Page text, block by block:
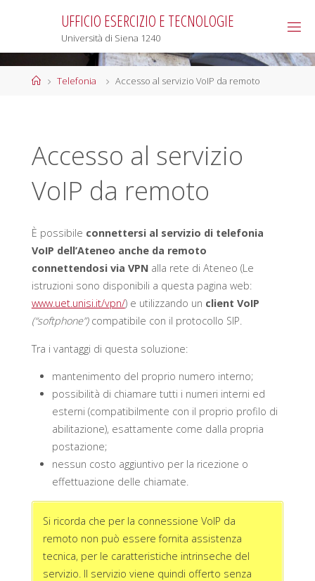
UFFICIO ESERCIZIO E TECNOLOGIE
Università di Siena 1240
HomeTelefonia Accesso al servizio VoIP da remoto
Accesso al servizio
VoIP da remoto
È possibile connettersi al servizio di telefonia
VoIP dell’Ateneo anche da remoto
connettendosi via VPNalla rete di Ateneo (Le
istruzioni sono disponibili a questa pagina web:
www.uet.unisi.it/vpn/) e utilizzando un client VoIP
(“softphone”)compatibile con il protocollo SIP.
Tra i vantaggi di questa soluzione:
mantenimento del proprio numero interno;
possibilità di chiamare tutti i numeri interni ed
esterni (compatibilmente con il proprio profilo di
abilitazione), esattamente come dalla propria
postazione;
nessun costo aggiuntivo per la ricezione o
effettuazione delle chiamate.
Si ricorda che per la connessione VoIP da
remoto non può essere fornita assistenza
tecnica, per le caratteristiche intrinseche del
servizio. Il servizio viene quindi offerto senza